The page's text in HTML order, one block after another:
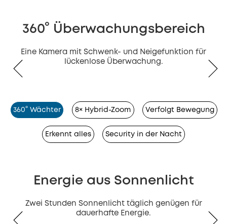
360° Überwachungsbereich
Eine Kamera mit Schwenk- und Neigefunktion für
lückenlose Überwachung.
360° Wächter 8× Hybrid-Zoom Verfolgt Bewegung
Erkennt alles Security in der Nacht
Energie aus Sonnenlicht
Zwei Stunden Sonnenlicht täglich genügen für
dauerhafte Energie.